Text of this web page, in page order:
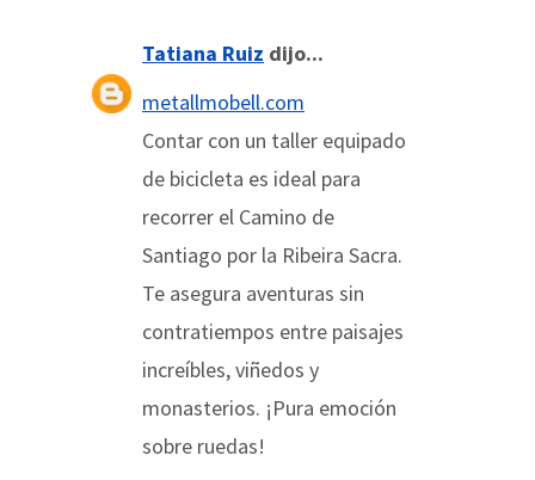
Tatiana Ruiz dijo...
metallmobell.com
Contar con un taller equipado
de bicicleta es ideal para
recorrer el Camino de
Santiago por la Ribeira Sacra.
Te asegura aventuras sin
contratiempos entre paisajes
increíbles, viñedos y
monasterios. ¡Pura emoción
sobre ruedas!